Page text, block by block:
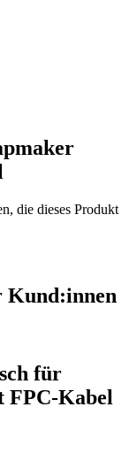
die dieses Produkt
Kund:innen
für
FPC-Kabel